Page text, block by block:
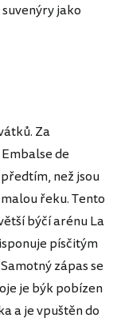
jako
Za
de
než jsou
řeku. Tento
býčí arénu La
písčitým
zápas se
je býk pobízen
a je vpuštěn do